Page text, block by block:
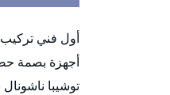
أول فني تركيب
أجهزة بصمة
توشيبا